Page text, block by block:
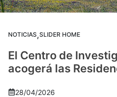
NOTICIAS,SLIDER HOME
El Centro de
acogerá las
28/04/2026